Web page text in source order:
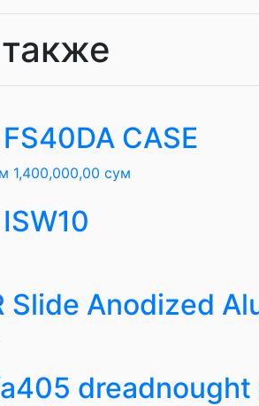
CASE
1,400,000,00 сум
Slide Anodized
dreadnought